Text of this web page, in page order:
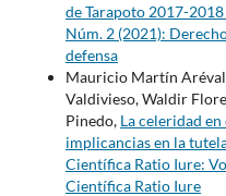
de Tarapoto 2017-2018
Núm. 2 (2021):
defensa
Mauricio Martín
Valdivieso, Waldir
Pinedo, La celeridad
implicancias en la
Científica Ratio Iure:
Científica Ratio Iure